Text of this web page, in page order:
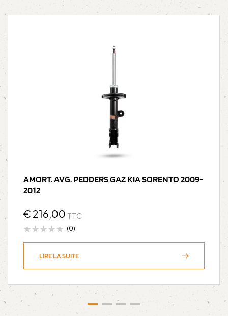
AMORT. AVG. PEDDERS GAZ KIA SORENTO 2009-
2012
€ 216,00 TTC
(0)
LIRE LA SUITE